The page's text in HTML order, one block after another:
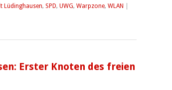
Lüdinghausen, SPD, UWG, Warpzone, WLAN
Erster Knoten des freien